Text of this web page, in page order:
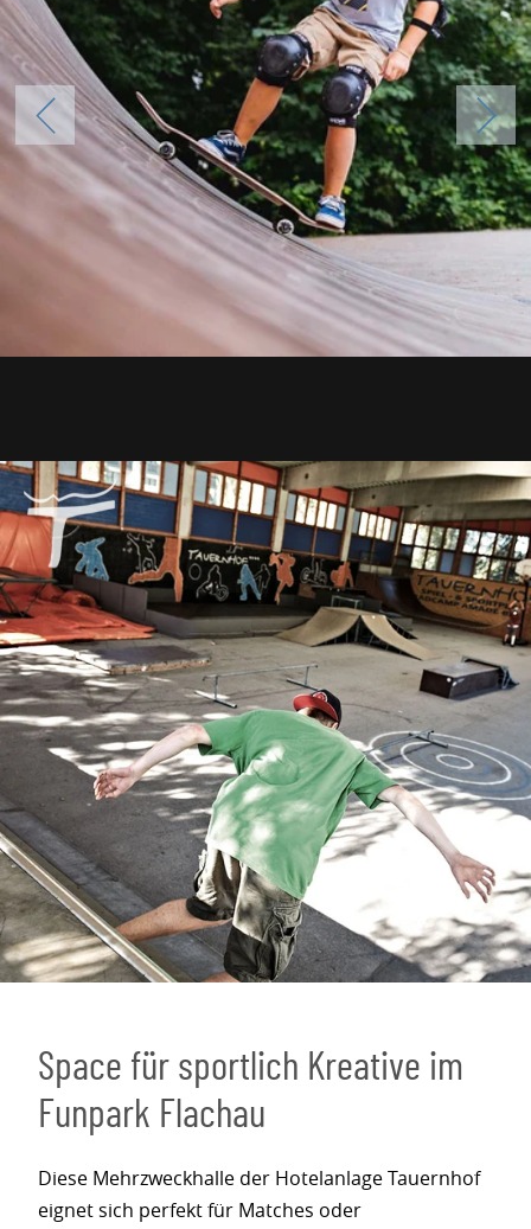
Space für sportlich Kreative im
Funpark Flachau
Diese Mehrzweckhalle der Hotelanlage Tauernhof
eignet sich perfekt für Matches oder